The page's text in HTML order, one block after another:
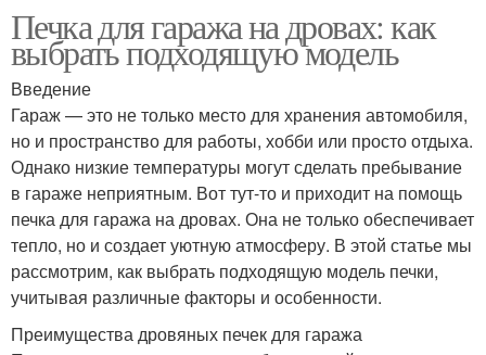
Печка для гаража на дровах: как
выбрать подходящую модель
Введение
Гараж — это не только место для хранения автомобиля,
но и пространство для работы, хобби или просто отдыха.
Однако низкие температуры могут сделать пребывание
в гараже неприятным. Вот тут-то и приходит на помощь
печка для гаража на дровах. Она не только обеспечивает
тепло, но и создает уютную атмосферу. В этой статье мы
рассмотрим, как выбрать подходящую модель печки,
учитывая различные факторы и особенности.
Преимущества дровяных печек для гаража